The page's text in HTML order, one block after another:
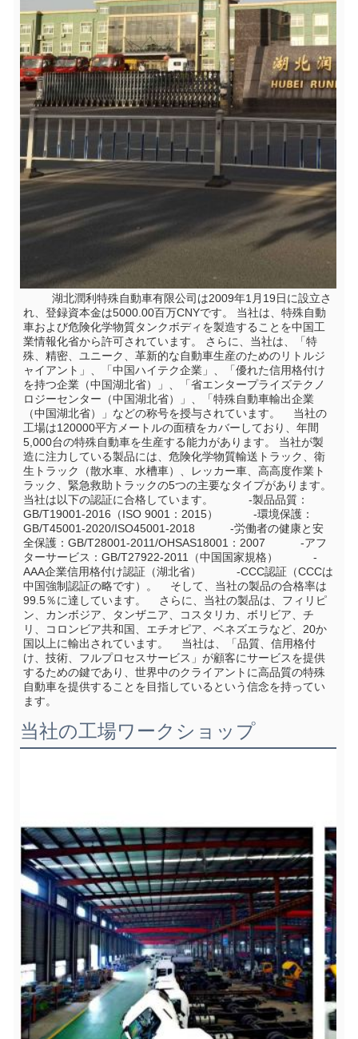
れ、登録資本金は5000.00百万CNYです。 当社は、特殊自動
車および危険化学物質タンクボディを製造することを中国工
業情報化省から許可されています。 さらに、当社は、「特
殊、精密、ユニーク、革新的な自動車生産のためのリトルジ
ャイアント」、「中国ハイテク企業」、「優れた信用格付け
を持つ企業（中国湖北省）」、「省エンタープライズテクノ
ロジーセンター（中国湖北省）」、「特殊自動車輸出企業
（中国湖北省）」などの称号を授与されています。    当社の
工場は120000平方メートルの面積をカバーしており、年間
5,000台の特殊自動車を生産する能力があります。 当社が製
造に注力している製品には、危険化学物質輸送トラック、衛
生トラック（散水車、水槽車）、レッカー車、高高度作業ト
ラック、緊急救助トラックの5つの主要なタイプがあります。
当社は以下の認証に合格しています。           -製品品質：
GB/T19001-2016（ISO 9001：2015）           -環境保護：
GB/T45001-2020/ISO45001-2018           -労働者の健康と安
全保護：GB/T28001-2011/OHSAS18001：2007           -アフ
ターサービス：GB/T27922-2011（中国国家規格）           -
AAA企業信用格付け認証（湖北省）           -CCC認証（CCCは
中国強制認証の略です）。    そして、当社の製品の合格率は
99.5％に達しています。    さらに、当社の製品は、フィリピ
ン、カンボジア、タンザニア、コスタリカ、ボリビア、チ
リ、コロンビア共和国、エチオピア、ベネズエラなど、20か
国以上に輸出されています。    当社は、「品質、信用格付
け、技術、フルプロセスサービス」が顧客にサービスを提供
するための鍵であり、世界中のクライアントに高品質の特殊
自動車を提供することを目指しているという信念を持ってい
ます。
当社の工場ワークショップ